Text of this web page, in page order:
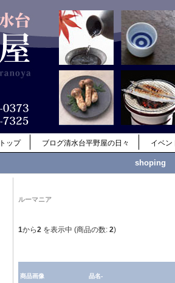
ップ ブログ清水台平野屋の日々 イベン
shoping
ルーマニア
1から2 を表示中 (商品の数: 2)
商品画像 品名-